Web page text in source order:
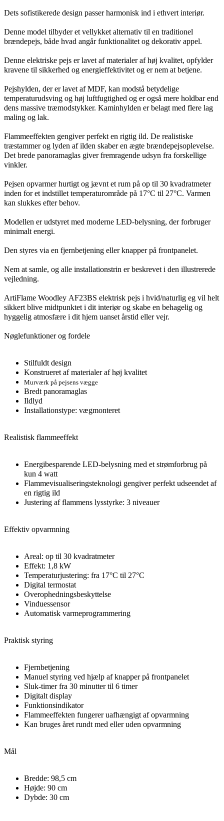
Dets sofistikerede design passer harmonisk ind i ethvert interiør.
Denne model tilbyder et vellykket alternativ til en traditionel
brændepejs, både hvad angår funktionalitet og dekorativ appel.
Denne elektriske pejs er lavet af materialer af høj kvalitet, opfylder
kravene til sikkerhed og energieffektivitet og er nem at betjene.
Pejshylden, der er lavet af MDF, kan modstå betydelige
temperaturudsving og høj luftfugtighed og er også mere holdbar end
dens massive træmodstykker. Kaminhylden er belagt med flere lag
maling og lak.
Flammeeffekten gengiver perfekt en rigtig ild. De realistiske
træstammer og lyden af ​​ilden skaber en ægte brændepejsoplevelse.
Det brede panoramaglas giver fremragende udsyn fra forskellige
vinkler.
Pejsen opvarmer hurtigt og jævnt et rum på op til 30 kvadratmeter
inden for et indstillet temperaturområde på 17°C til 27°C. Varmen
kan slukkes efter behov.
Modellen er udstyret med moderne LED-belysning, der forbruger
minimalt energi.
Den styres via en fjernbetjening eller knapper på frontpanelet.
Nem at samle, og alle installationstrin er beskrevet i den illustrerede
vejledning.
ArtiFlame Woodley AF23BS elektrisk pejs i hvid/naturlig eg vil helt
sikkert blive midtpunktet i dit interiør og skabe en behagelig og
hyggelig atmosfære i dit hjem uanset årstid eller vejr.
Nøglefunktioner og fordele
Stilfuldt design
Konstrueret af materialer af høj kvalitet
Murværk på pejsens vægge
Bredt panoramaglas
Ildlyd
Installationstype: vægmonteret
Realistisk flammeeffekt
Energibesparende LED-belysning med et strømforbrug på
kun 4 watt
Flammevisualiseringsteknologi gengiver perfekt udseendet af
en rigtig ild
Justering af flammens lysstyrke: 3 niveauer
Effektiv opvarmning
Areal: op til 30 kvadratmeter
Effekt: 1,8 kW
Temperaturjustering: fra 17°C til 27°C
Digital termostat
Overophedningsbeskyttelse
Vinduessensor
Automatisk varmeprogrammering
Praktisk styring
Fjernbetjening
Manuel styring ved hjælp af knapper på frontpanelet
Sluk-timer fra 30 minutter til 6 timer
Digitalt display
Funktionsindikator
Flammeeffekten fungerer uafhængigt af opvarmning
Kan bruges året rundt med eller uden opvarmning
Mål
Bredde: 98,5 cm
Højde: 90 cm
Dybde: 30 cm